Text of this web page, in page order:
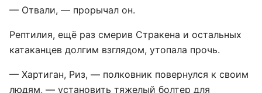
— Отвали, — прорычал он.
Рептилия, ещё раз смерив Стракена и остальных
катаканцев долгим взглядом, утопала прочь.
— Хартиган, Риз, — полковник повернулся к своим
людям, — установить тяжелый болтер для